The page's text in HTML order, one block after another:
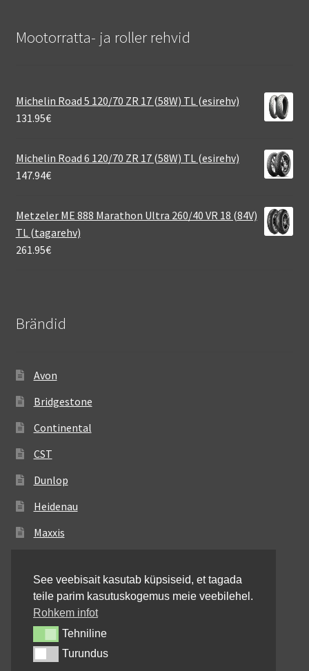
Mootorratta- ja roller rehvid
Michelin Road 5 120/70 ZR 17 (58W) TL (esirehv)
131.95€
Michelin Road 6 120/70 ZR 17 (58W) TL (esirehv)
147.94€
Metzeler ME 888 Marathon Ultra 260/40 VR 18 (84V)
TL (tagarehv)
261.95€
Brändid
Avon
Bridgestone
Continental
CST
Dunlop
Heidenau
Maxxis
Michelin
Mitas
Pirelli
Shinko
See veebisait kasutab küpsiseid, et tagada
teile parim kasutuskogemus meie veebilehel.
Rohkem infot
TehnilineTehniline
TurundusTurundus